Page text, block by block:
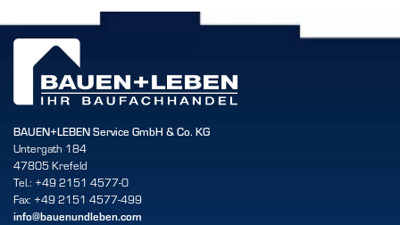
BAUEN+LEBEN Service GmbH & Co. KG
Untergath 184
47805 Krefeld
Tel.: +49 2151 4577-0
Fax: +49 2151 4577-499
info@bauenundleben.com